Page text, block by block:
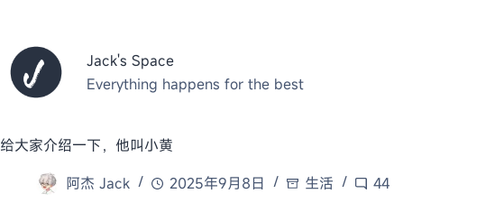
容
Jack's Space
Everything happens for the best
给大家介绍一下，他叫小黄
阿杰 Jack
2025年9月8日 生活 44